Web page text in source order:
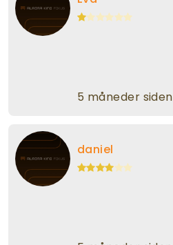
5 måneder siden
daniel